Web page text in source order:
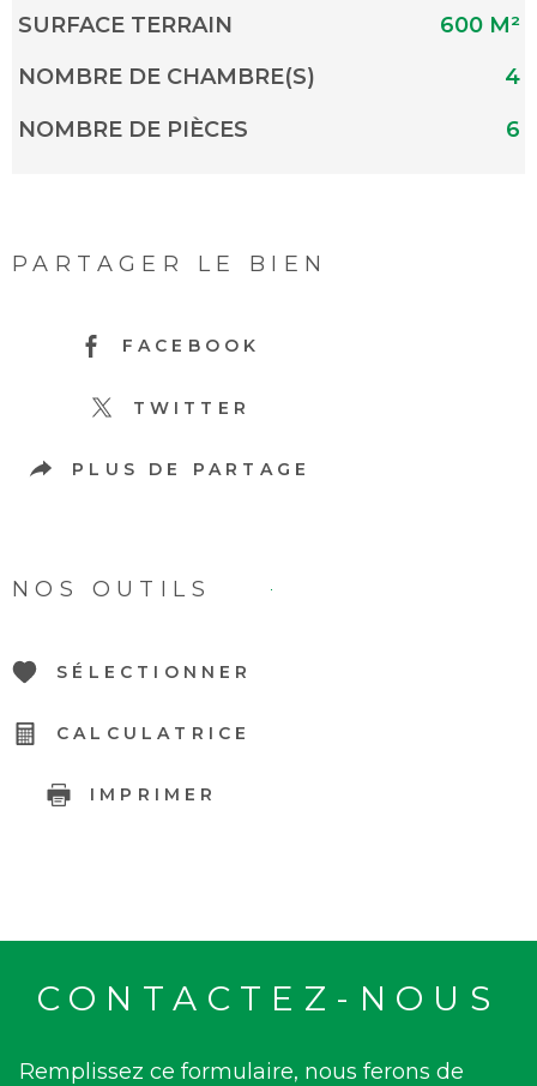
SURFACE TERRAIN
600 M²
NOMBRE DE CHAMBRE(S)
4
NOMBRE DE PIÈCES
6
PARTAGER LE BIEN
FACEBOOK
TWITTER
PLUS DE PARTAGE
NOS OUTILS
SÉLECTIONNER
CALCULATRICE
IMPRIMER
CONTACTEZ-NOUS
Remplissez ce formulaire, nous ferons de